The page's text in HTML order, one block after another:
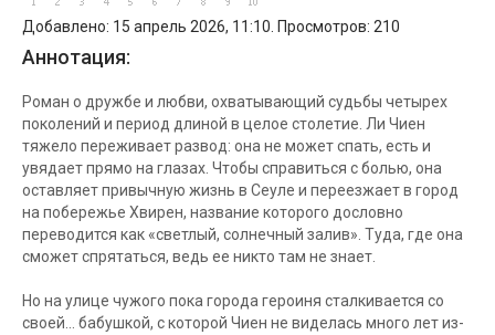
Добавлено: 15 апрель 2026, 11:10. Просмотров: 210
Аннотация:
Роман о дружбе и любви, охватывающий судьбы четырех
поколений и период длиной в целое столетие. Ли Чиен
тяжело переживает развод: она не может спать, есть и
увядает прямо на глазах. Чтобы справиться с болью, она
оставляет привычную жизнь в Сеуле и переезжает в город
на побережье Хвирен, название которого дословно
переводится как «светлый, солнечный залив». Туда, где она
сможет спрятаться, ведь ее никто там не знает.
Но на улице чужого пока города героиня сталкивается со
своей… бабушкой, с которой Чиен не виделась много лет из-